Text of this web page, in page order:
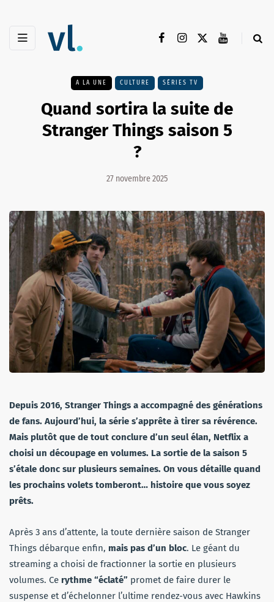
A LA UNE CULTURE SÉRIES TV
Quand sortira la suite de
Stranger Things saison 5
?
27 novembre 2025
Depuis 2016, Stranger Things a accompagné des générations
de fans. Aujourd’hui, la série s’apprête à tirer sa révérence.
Mais plutôt que de tout conclure d’un seul élan, Netflix a
choisi un découpage en volumes. La sortie de la saison 5
s’étale donc sur plusieurs semaines. On vous détaille quand
les prochains volets tomberont… histoire que vous soyez
prêts.
Après 3 ans d’attente, la toute dernière saison de Stranger
Things débarque enfin, mais pas d’un bloc. Le géant du
streaming a choisi de fractionner la sortie en plusieurs
volumes. Ce rythme “éclaté” promet de faire durer le
suspense et d’échelonner l’ultime rendez-vous avec Hawkins